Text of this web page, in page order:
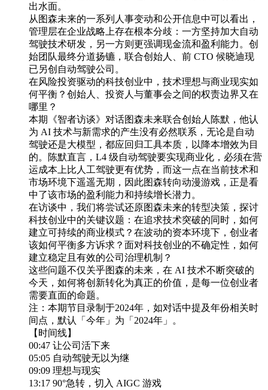
出水面。
从图森未来的一系列人事变动和公开信息中可以看出，
管理层在企业战略上存在根本分歧：一方坚持加大自动
驾驶技术研发，另一方则更强调现金流和盈利能力。创
始团队最终分道扬镳，联合创始人、前 CTO 候晓迪现
已另创自动驾驶公司。
在风险投资驱动的科技创业中，技术理想与商业现实如
何平衡？创始人、投资人与董事会之间的权责边界又在
哪里？
本期《智者访谈》对话图森未来联合创始人陈默，他认
为 AI 技术与新需求的产生没有必然联系，无论是自动
驾驶还是大模型，都应回归工具本质，以降本增效为目
的。陈默直言，L4 级自动驾驶要实现商业化，必须在营
运成本上比人工驾驶更有优势，而这一点在当前技术和
市场环境下遥遥无期，因此图森转向动漫游戏，正是看
中了该市场的盈利能力和持续增长潜力。
在访谈中，我们将尝试还原图森未来的转型决策，探讨
科技创业中的关键议题：在追求技术突破的同时，如何
建立可持续的商业模式？在波动的资本环境下，创业者
该如何平衡多方诉求？面对科技创业的不确定性，如何
建立稳定且有效的公司治理机制？
这些问题不仅关乎图森的未来，在 AI 技术不断突破的
今天，如何将创新转化为真正的价值，是每一位创业者
需要直面的命题。
注：本期节目录制于2024年，如对话中提及年份相关时
间点，默认「今年」为「2024年」。
【时间线】
00:47 让公司活下来
05:05 自动驾驶无以为继
09:09 理想与现实
13:17 90°急转，切入 AIGC 游戏